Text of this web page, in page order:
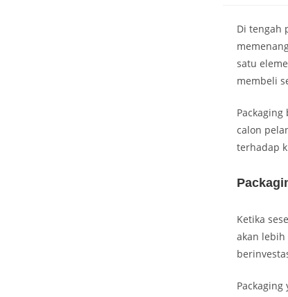
Di tengah
satu
membeli
calon
terhadap
Ketika
akan
Packaging